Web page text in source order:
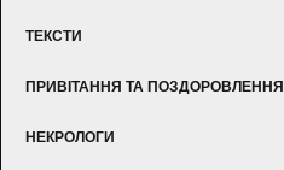
ТЕКСТИ
ПРИВІТАННЯ ТА ПОЗДОРОВЛЕННЯ
НЕКРОЛОГИ